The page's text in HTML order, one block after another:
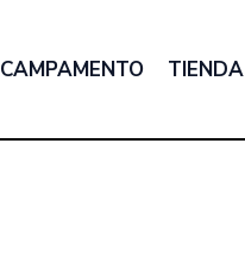
CAMPAMENTO TIENDA